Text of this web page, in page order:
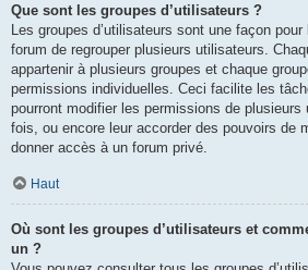
Que sont les groupes d’utilisateurs ?
Les groupes d’utilisateurs sont une façon
forum de regrouper plusieurs utilisateurs.
appartenir à plusieurs groupes et chaque
permissions individuelles. Ceci facilite les
pourront modifier les permissions de
fois, ou encore leur accorder des pouvoirs de
donner accès à un forum privé.
Haut
Où sont les groupes d’utilisateurs et
un ?